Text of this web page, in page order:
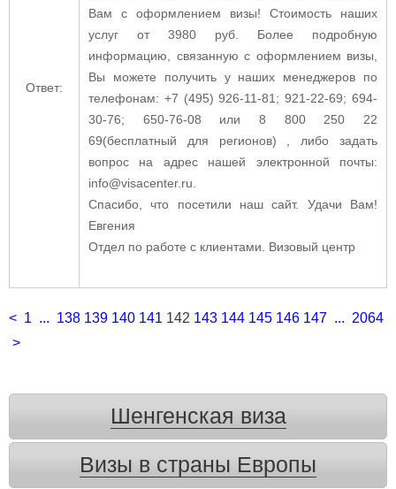
Ответ:
Вам с оформлением визы! Стоимость наших
услуг от 3980 руб. Более подробную
информацию, связанную с оформлением визы,
Вы можете получить у наших менеджеров по
телефонам: +7 (495) 926-11-81; 921-22-69; 694-
30-76; 650-76-08 или 8 800 250 22
69(бесплатный для регионов) , либо задать
вопрос на адрес нашей электронной почты:
info@visacenter.ru.
Спасибо, что посетили наш сайт. Удачи Вам!
Евгения
Отдел по работе с клиентами. Визовый центр
< 1 ... 138 139 140 141 142 143 144 145 146 147 ... 2064
>
Шенгенская виза
Визы в страны Европы